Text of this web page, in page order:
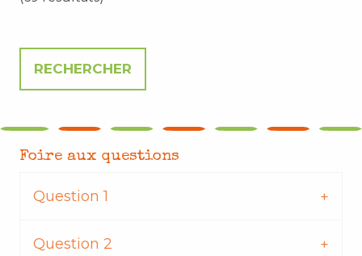
Foire aux questions
Question 1
Question 2